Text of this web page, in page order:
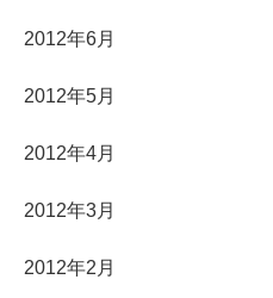
2012年6月
2012年5月
2012年4月
2012年3月
2012年2月